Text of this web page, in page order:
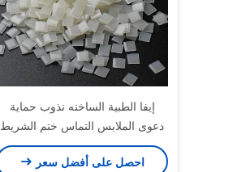
إيفا الطبية الساخنه نذوب حماية
دعوى الملابس التماس ختم الشريط
الغراء
احصل على أفضل سعر